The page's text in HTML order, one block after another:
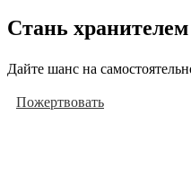
Стань хранителем
Дайте шанс на
Пожертвовать